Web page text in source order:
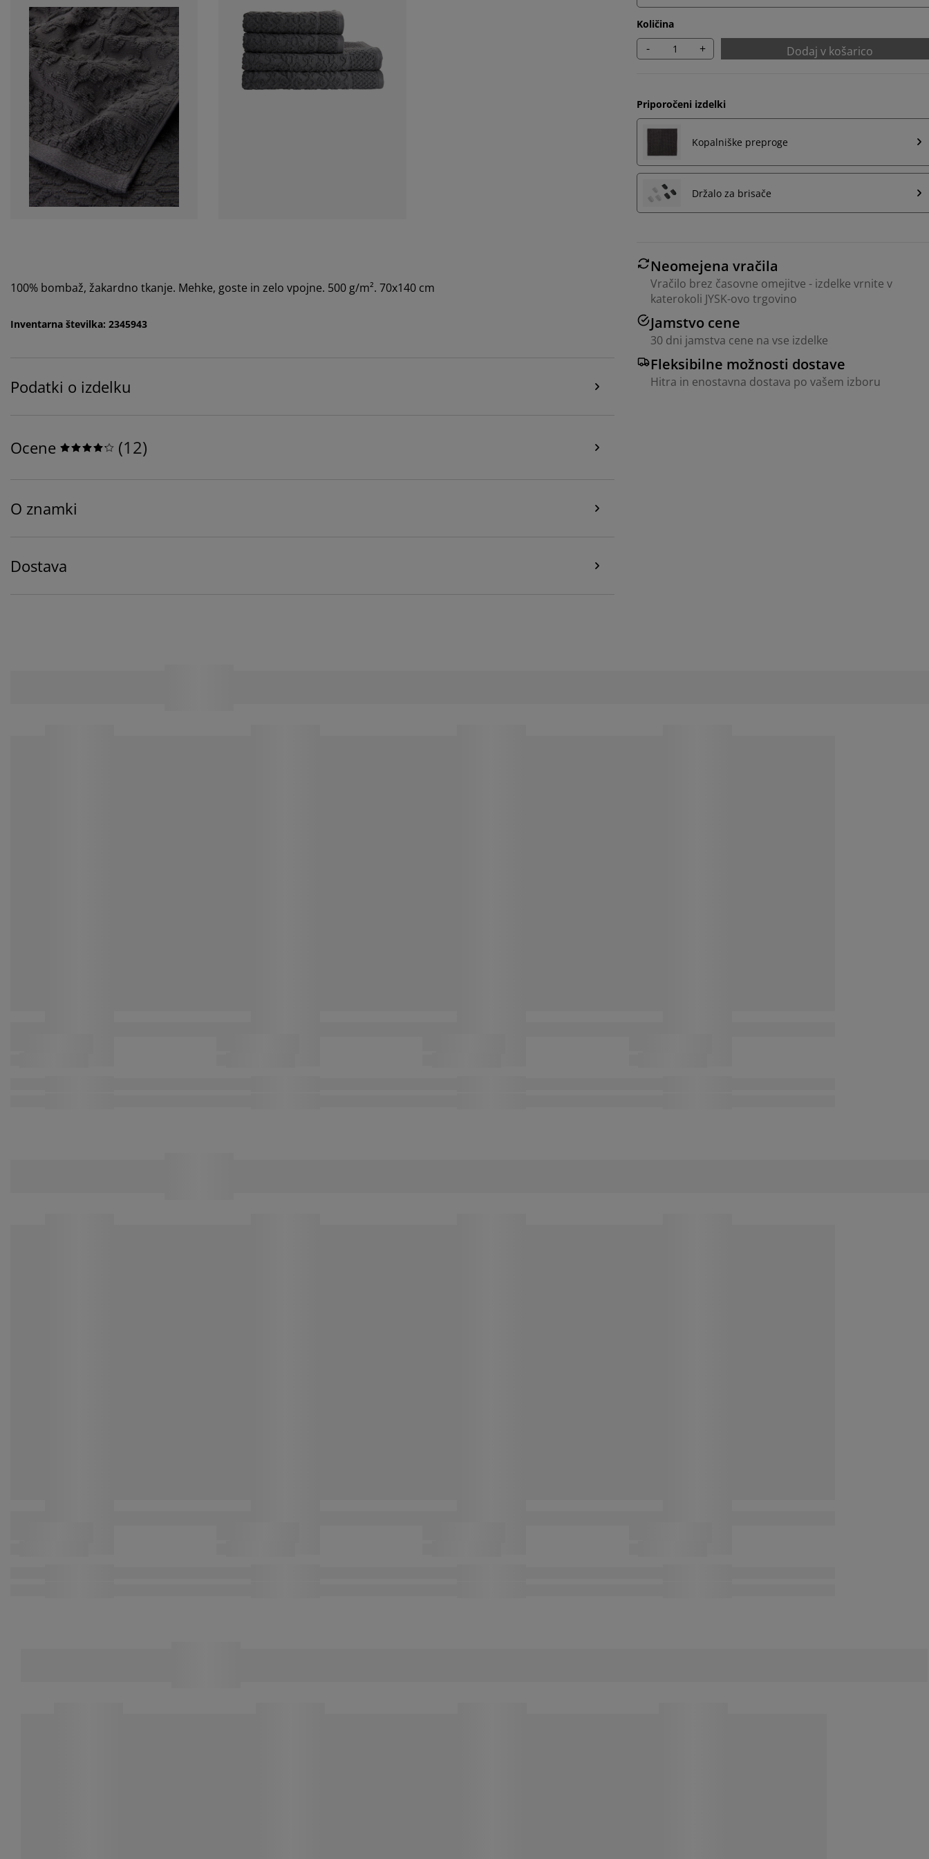
Količina
- + Dodaj v košarico
Priporočeni izdelki
Kopalniške preproge
Držalo za brisače
Neomejena vračila
Vračilo brez časovne omejitve - izdelke vrnite v
katerokoli JYSK-ovo trgovino
Jamstvo cene
30 dni jamstva cene na vse izdelke
Fleksibilne možnosti dostave
Hitra in enostavna dostava po vašem izboru
100% bombaž, žakardno tkanje. Mehke, goste in zelo vpojne. 500 g/m². 70x140 cm
Inventarna številka: 2345943
Podatki o izdelku
Ocene (12)
O znamki
Dostava